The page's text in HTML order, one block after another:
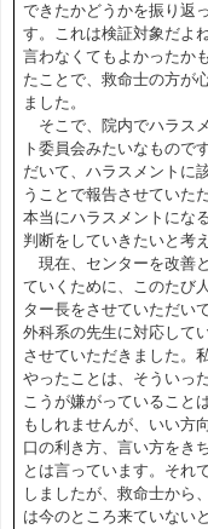
できたかどうかを振り返
す。これは検証対象だよ
言わなくてもよかったか
たことで、救命士の方が
ました。
そこで、院内でハラス
ト委員会みたいなもので
だいて、ハラスメントに
うことで報告させていた
本当にハラスメントにな
判断をしていきたいと考
現在、センターを改善
ていくために、このたび
ター長をさせていただい
外科系の先生に対応して
させていただきました。
やったことは、そういっ
こうが嫌がっていること
もしれませんが、いい方
口の利き方、言い方をき
とは言っています。それ
しましたが、救命士から
は今のところ来ていない